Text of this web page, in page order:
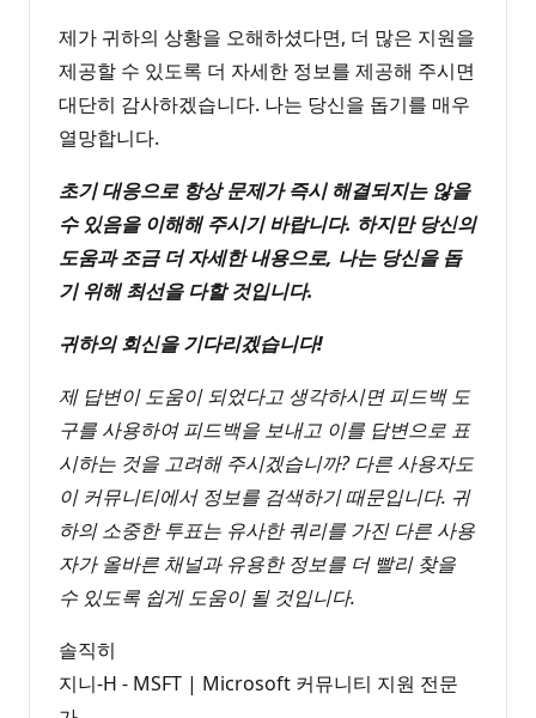
제가 귀하의 상황을 오해하셨다면, 더 많은 지원을
제공할 수 있도록 더 자세한 정보를 제공해 주시면
대단히 감사하겠습니다. 나는 당신을 돕기를 매우
열망합니다.
초기 대응으로 항상 문제가 즉시 해결되지는 않을
수 있음을 이해해 주시기 바랍니다. 하지만 당신의
도움과 조금 더 자세한 내용으로, 나는 당신을 돕
기 위해 최선을 다할 것입니다.
귀하의 회신을 기다리겠습니다!
제 답변이 도움이 되었다고 생각하시면 피드백 도
구를 사용하여 피드백을 보내고 이를 답변으로 표
시하는 것을 고려해 주시겠습니까? 다른 사용자도
이 커뮤니티에서 정보를 검색하기 때문입니다. 귀
하의 소중한 투표는 유사한 쿼리를 가진 다른 사용
자가 올바른 채널과 유용한 정보를 더 빨리 찾을
수 있도록 쉽게 도움이 될 것입니다.
솔직히
지니-H - MSFT | Microsoft 커뮤니티 지원 전문